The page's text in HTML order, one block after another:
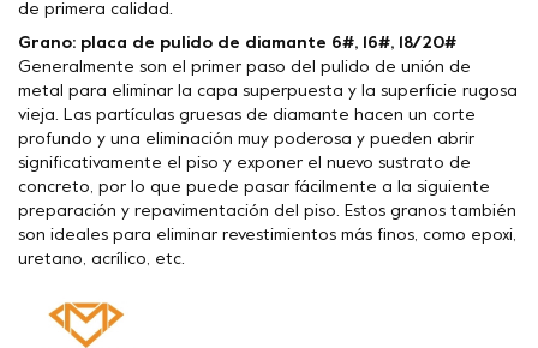
de primera calidad.
Grano: placa de pulido de diamante 6#, 16#, 18/20#
Generalmente son el primer paso del pulido de unión de
metal para eliminar la capa superpuesta y la superficie rugosa
vieja. Las partículas gruesas de diamante hacen un corte
profundo y una eliminación muy poderosa y pueden abrir
significativamente el piso y exponer el nuevo sustrato de
concreto, por lo que puede pasar fácilmente a la siguiente
preparación y repavimentación del piso. Estos granos también
son ideales para eliminar revestimientos más finos, como epoxi,
uretano, acrílico, etc.